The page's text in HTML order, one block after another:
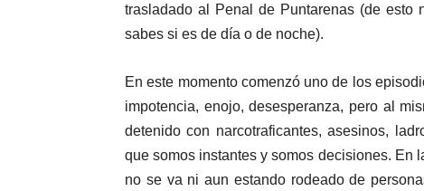
trasladado al Penal de Puntarenas (de
sabes si es de día o de noche).
En este momento comenzó uno de los
impotencia, enojo, desesperanza, pero al
detenido con narcotraficantes, asesinos,
que somos instantes y somos decisiones. En
no se va ni aun estando rodeado de